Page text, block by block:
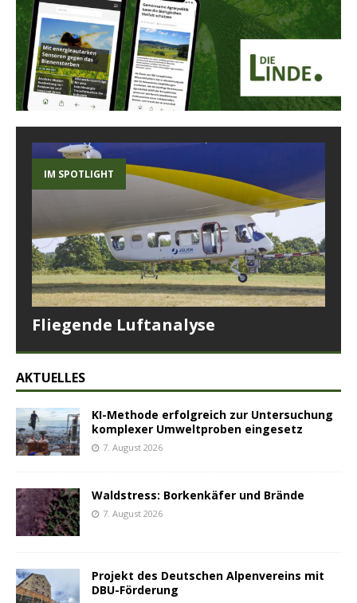
IM SPOTLIGHT
Fliegende Luftanalyse
AKTUELLES
KI-Methode erfolgreich zur Untersuchung
komplexer Umweltproben eingesetz
7. August 2026
Waldstress: Borkenkäfer und Brände
7. August 2026
Projekt des Deutschen Alpenvereins mit
DBU-Förderung